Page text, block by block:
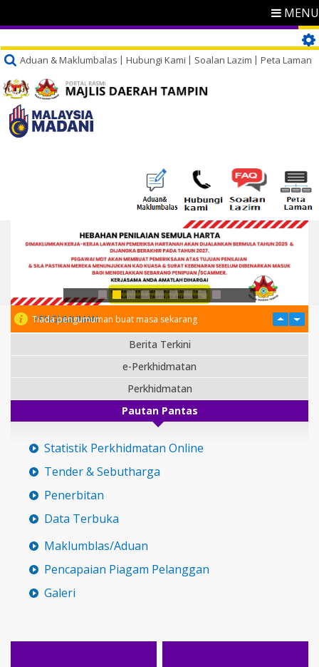
MENU
Aduan & Maklumbalas Hubungi Kami Soalan Lazim Peta Laman
PENGUMUMAN
Tiada pengumuman buat masa sekarang
Berita Terkini
e-Perkhidmatan
Perkhidmatan
Pautan Pantas
Statistik Perkhidmatan Online
Tender & Sebutharga
Penerbitan
Data Terbuka
Maklumblas/Aduan
Pencapaian Piagam Pelanggan
Galeri